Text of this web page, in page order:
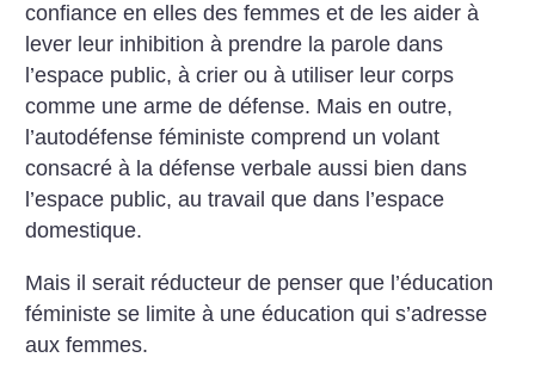
confiance en elles des femmes et de les aider à
lever leur inhibition à prendre la parole dans
l’espace public, à crier ou à utiliser leur corps
comme une arme de défense. Mais en outre,
l’autodéfense féministe comprend un volant
consacré à la défense verbale aussi bien dans
l’espace public, au travail que dans l’espace
domestique.
Mais il serait réducteur de penser que l’éducation
féministe se limite à une éducation qui s’adresse
aux femmes.